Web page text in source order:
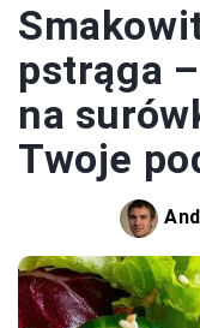
pstrąga
na
Twoje